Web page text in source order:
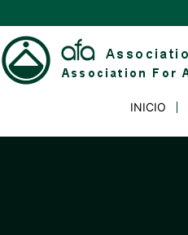
to
content
d'Arbitrage
INICIO